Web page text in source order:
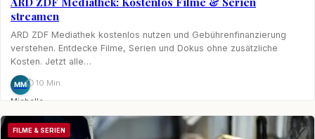
streamen
ARD ZDF Mediathek kostenlos nutzen und Gebührenfinanzierung
verstehen. Entdecke Filme, Serien und Dokus ohne zusätzliche
Kosten. Jetzt alle…
MM
Michelle
Möhring
⏱ 10 Min.
FILME & SERIEN